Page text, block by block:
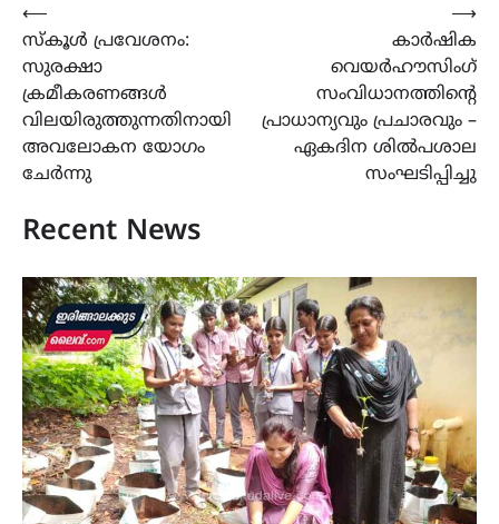
Post
navigation
⟵
സ്കൂൾ പ്രവേശനം:
സുരക്ഷാ
ക്രമീകരണങ്ങൾ
വിലയിരുത്തുന്നതിനായി
അവലോകന യോഗം
ചേർന്നു
കാര്‍ഷിക
വെയര്‍ഹൗസിംഗ്
സംവിധാനത്തിന്‍റെ
പ്രാധാന്യവും പ്രചാരവും –
ഏകദിന ശില്‍പശാല
സംഘടിപ്പിച്ചു
⟶
Recent News